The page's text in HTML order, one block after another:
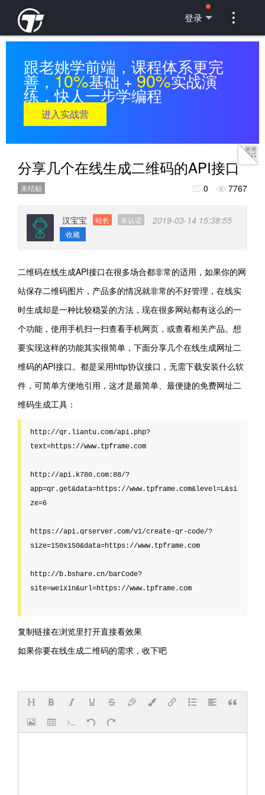
登录 
跟老姚学前端，课程体系更完
善，10%基础 +90%实战演
练，快人一步学编程
进入实战营
分享几个在线生成二维码的API接口
未结贴  0  7767
汉宝宝 站长 未认证 2019-03-14 15:38:55
收藏
二维码在线生成API接口在很多场合都非常的适用，如果你的网
站保存二维码图片，产品多的情况就非常的不好管理，在线实
时生成却是一种比较稳妥的方法，现在很多网站都有这么的一
个功能，使用手机扫一扫查看手机网页，或查看相关产品。想
要实现这样的功能其实很简单，下面分享几个在线生成网址二
维码的API接口。都是采用http协议接口，无需下载安装什么软
件，可简单方便地引用，这才是最简单、最便捷的免费网址二
维码生成工具：
http://qr.liantu.com/api.php?
text=https://www.tpframe.com
http://api.k780.com:88/?
app=qr.get&data=https://www.tpframe.com&level=L&si
ze=6
https://api.qrserver.com/v1/create-qr-code/?
size=150x150&data=https://www.tpframe.com
http://b.bshare.cn/barCode?
site=weixin&url=https://www.tpframe.com
复制链接在浏览里打开直接看效果
如果你要在线生成二维码的需求，收下吧